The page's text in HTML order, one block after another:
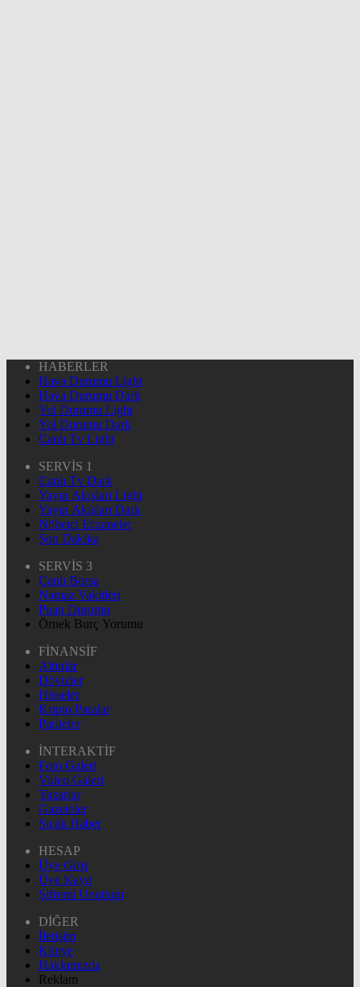
HABERLER
Hava Durumu Light
Hava Durumu Dark
Yol Durumu Light
Yol Durumu Dark
Canlı Tv Light
SERVİS 1
Canlı Tv Dark
Yayın Akışları Light
Yayın Akışları Dark
Nöbetçi Eczaneler
Son Dakika
SERVİS 3
Canlı Borsa
Namaz Vakitleri
Puan Durumu
Örnek Burç Yorumu
FİNANSİF
Altınlar
Dövizler
Hisseler
Kripto Paralar
Pariteler
İNTERAKTİF
Foto Galeri
Video Galeri
Yazarlar
Gazeteler
Sıcak Haber
HESAP
Üye Giriş
Üye Kayıt
Şifremi Unuttum
DİĞER
İletişim
Künye
Hakkımızda
Reklam